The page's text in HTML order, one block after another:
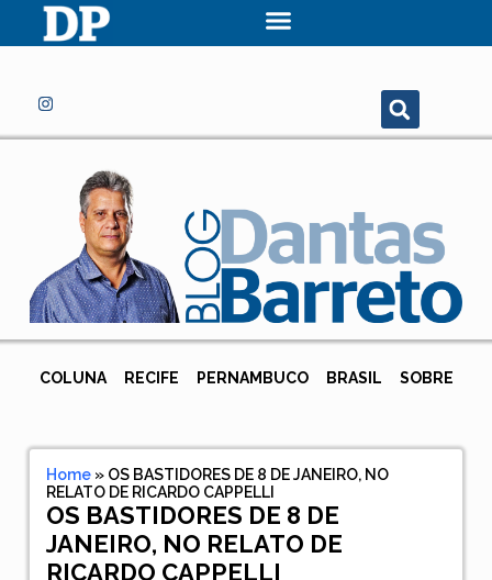
COLUNA RECIFE PERNAMBUCO BRASIL SOBRE
Home» OS BASTIDORES DE 8 DE JANEIRO, NO
RELATO DE RICARDO CAPPELLI
OS BASTIDORES DE 8 DE
JANEIRO, NO RELATO DE
RICARDO CAPPELLI